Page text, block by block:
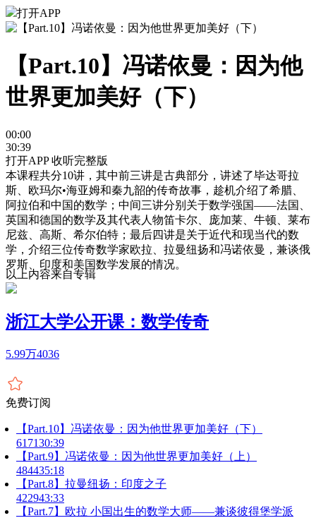
打开APP
【Part.10】冯诺依曼：因为他
世界更加美好（下）
00:00
30:39
打开APP 收听完整版
本课程共分10讲，其中前三讲是古典部分，讲述了毕达哥拉
斯、欧玛尔•海亚姆和秦九韶的传奇故事，趁机介绍了希腊、
阿拉伯和中国的数学；中间三讲分别关于数学强国——法国、
英国和德国的数学及其代表人物笛卡尔、庞加莱、牛顿、莱布
尼兹、高斯、希尔伯特；最后四讲是关于近代和现当代的数
学，介绍三位传奇数学家欧拉、拉曼纽扬和冯诺依曼，兼谈俄
罗斯、印度和美国数学发展的情况。
以上内容来自专辑
浙江大学公开课：数学传奇
5.99万4036
免费订阅
【Part.10】冯诺依曼：因为他世界更加美好（下）
617130:39
【Part.9】冯诺依曼：因为他世界更加美好（上）
484435:18
【Part.8】拉曼纽扬：印度之子
422943:33
【Part.7】欧拉 小国出生的数学大师——兼谈彼得堡学派